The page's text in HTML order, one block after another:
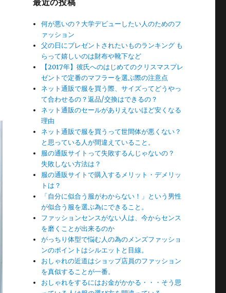
最近の投稿
何が悪いの？大学デビューしたい人のためのフ
ァッション
父の日にプレゼントされたいものランキング も
らって嬉しいのは財布や靴下など
【2017年】彼氏へのはじめてのクリスマスプレ
ゼントで定番のマフラーを選ぶ際の注意点
ネット通販で服を買う際、サイズってどうやっ
て合わせるの？返品/交換はできるの？
ネット通販のセールがありえないほど安くなる
理由
ネット通販で服を買うって世間体が悪くない？
と思っている人が間違えていること。
服の通販サイトって失敗するんじゃないの？
失敗しない方法は？
服の通販サイトで購入するメリット・デメリッ
トは？
「自分に似合う服がわからない！」という男性
が似合う服を選ぶ為にできること。
ファッションセンスがない人は、今からセンス
を磨くことが出来るのか
がっちり体型で悩む人の為のメンズファッショ
ンのポイントはシルエットと目線。
おしゃれの近道はショップ店員のファッション
を真似することが一番。
おしゃれをするにはお金がかかる・・・そう思